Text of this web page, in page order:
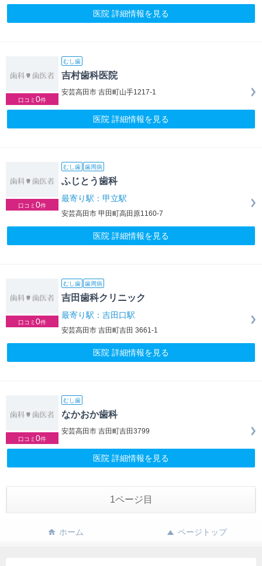
医院 詳細情報を見る
口コミ 0件
むし歯
吉村歯科医院
安芸高田市 吉田町山手1217-1
医院 詳細情報を見る
口コミ 0件
むし歯 歯周病
ふじとう歯科
最寄り駅：甲立駅
安芸高田市 甲田町高田原1160-7
医院 詳細情報を見る
口コミ 0件
むし歯 歯周病
吉田歯科クリニック
最寄り駅：吉田口駅
安芸高田市 吉田町吉田 3661-1
医院 詳細情報を見る
口コミ 0件
むし歯
なかおか歯科
安芸高田市 吉田町吉田3799
医院 詳細情報を見る
1ページ目
ホーム ページトップ